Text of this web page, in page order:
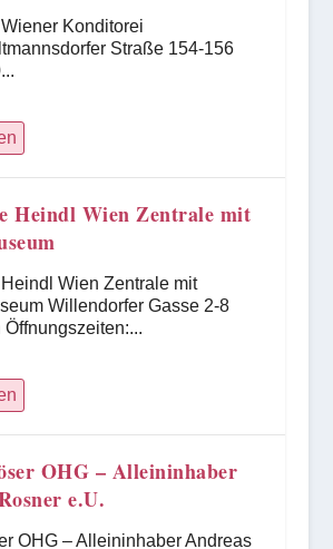
Konditorei
Straße 154-156
Heindl Wien Zentrale mit
Wien Zentrale mit
Willendorfer Gasse 2-8
OHG – Alleininhaber
e.U.
OHG – Alleininhaber Andreas